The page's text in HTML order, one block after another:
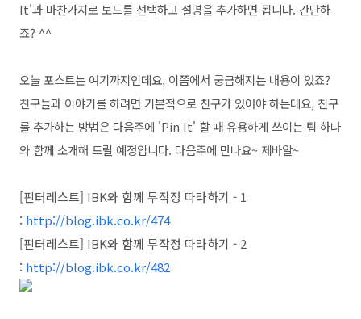
It'과 마찬가지로 보드를 선택하고 설명을 추가하면 됩니다. 간단하
죠? ^^
오늘 포스트는 여기까지인데요, 이쯤에서 궁금해지는 내용이 있죠?
친구들과 이야기를 하려면 기본적으로 친구가 있어야 하는데요, 친구
를 추가하는 방법은 다음주에 'Pin It' 할 때 유용하게 쓰이는 팁 하나
와 함께 소개해 드릴 예정입니다. 다음주에 만나요~ 제바알~
[핀터레스트] IBK와 함께 무작정 따라하기 - 1
: http://blog.ibk.co.kr/474
[핀터레스트] IBK와 함께 무작정 따라하기 - 2
: http://blog.ibk.co.kr/482